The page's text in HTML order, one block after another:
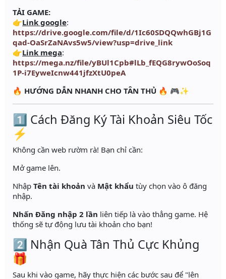
TẢI GAME:
👉Link google:
https://drive.google.com/file/d/1Ic60SDQQwhGBj1G
qad-OaSrZaNAvs5w5/view?usp=drive_link
👉Link mega:
https://mega.nz/file/yBUl1Cpb#lLb_fEQG8rywOoSoq
1P-i7EyweIcnw441jfzXtU0peA
🔥 HƯỚNG DẪN NHANH CHO TÂN THỦ 🔥 🎮✨
1️⃣ Cách Đăng Ký Tài Khoản Siêu Tốc
⚡
Không cần web rườm rà! Bạn chỉ cần:
Mở game lên.
Nhập Tên tài khoản và Mật khẩu tùy chọn vào ô đăng
nhập.
Nhấn Đăng nhập 2 lần liên tiếp là vào thẳng game. Hệ
thống sẽ tự động lưu tài khoản cho bạn!
2️⃣ Nhận Quà Tân Thủ Cực Khủng
🎁
Sau khi vào game, hãy thực hiện các bước sau để "lên